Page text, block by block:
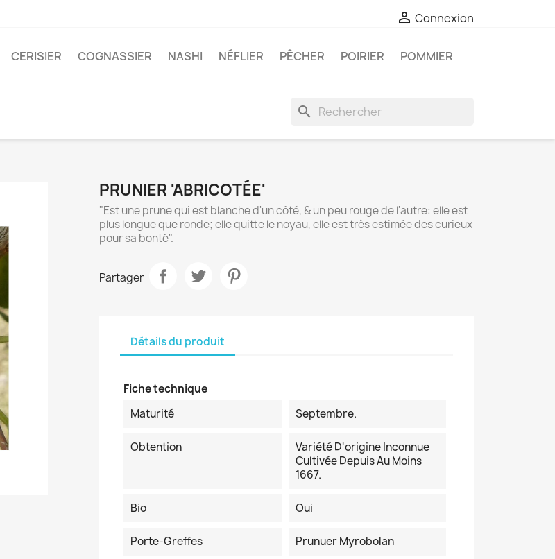
 Connexion
CERISIER COGNASSIER NASHI NÉFLIER PÊCHER POIRIER
POMMIER
search
PRUNIER 'ABRICOTÉE'
"Est une prune qui est blanche d'un côté, & un peu rouge de l'autre: elle est
plus longue que ronde; elle quitte le noyau, elle est très estimée des curieux
pour sa bonté".
Partager
Détails du produit
Fiche technique
Maturité
Septembre.
Obtention
Variété D'origine Inconnue
Cultivée Depuis Au Moins
1667.
Bio Oui
Porte-Greffes Prunuer Myrobolan